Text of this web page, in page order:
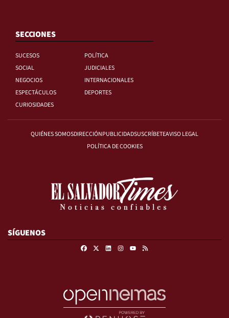
SECCIONES
SUCESOS
POLÍTICA
SOCIAL
JUDICIALES
NEGOCIOS
INTERNACIONALES
ESPECTÁCULOS
DEPORTES
CURIOSIDADES
QUIÉNES SOMOSDIRECCIÓNPUBLICIDADSUSCRÍBETEAVISO LEGAL
POLÍTICA DE COOKIES
SÍGUENOS
FacebookLinkedinInstagram